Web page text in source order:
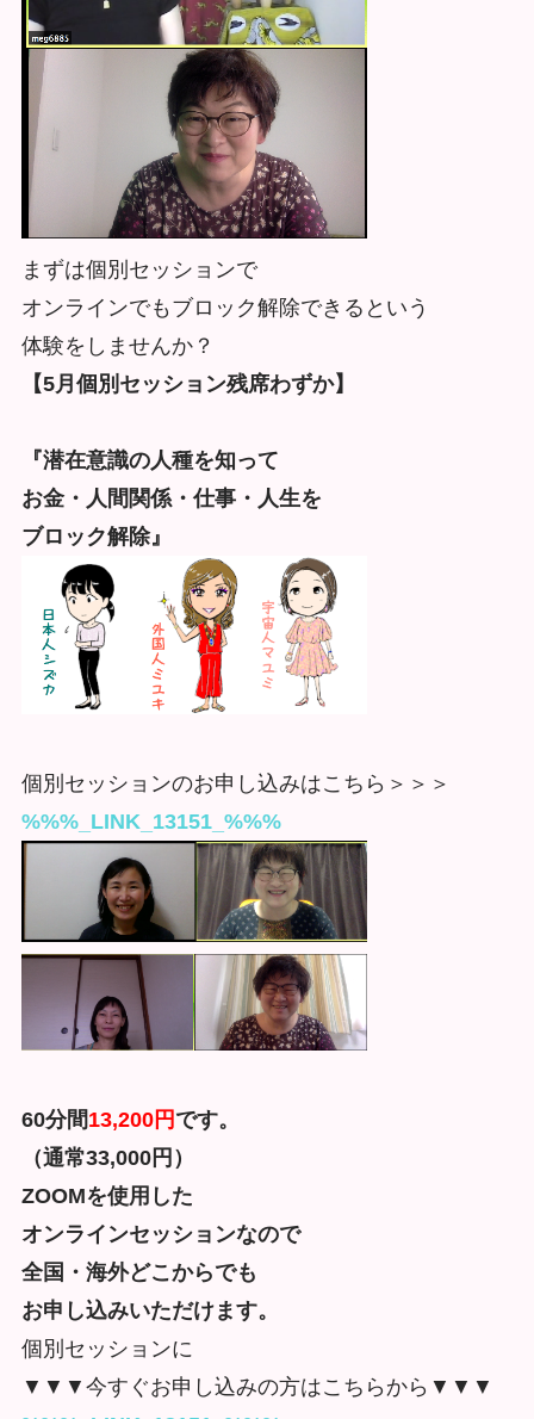
まずは個別セッションで
オンラインでもブロック解除できるという
体験をしませんか？
【5月個別セッション残席わずか】
『潜在意識の人種を知って
お金・人間関係・仕事・人生を
ブロック解除』
個別セッションのお申し込みはこちら＞＞＞
%%%_LINK_13151_%%%
60分間13,200円 です。
（通常33,000円）
ZOOMを使用した
オンラインセッションなので
全国・海外どこからでも
お申し込みいただけます。
個別セッションに
▼▼▼今すぐお申し込みの方はこちらから▼▼▼